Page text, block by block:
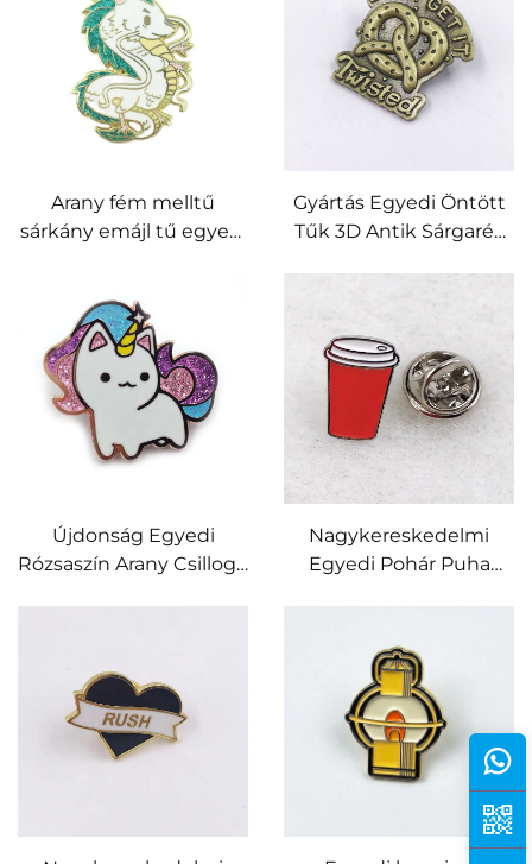
felülettel
Arany fém melltű
sárkány emájl tű egyedi
Gyártás Egyedi Öntött
Tűk 3D Antik Sárgaréz
Újdonság Egyedi
Rózsaszín Arany Csillogó
Nagykereskedelmi
Egyedi Pohár Puha
Szabott Fém Teáskanna
Kitűző